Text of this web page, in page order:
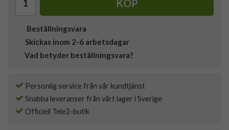
KÖP
Beställningsvara
Skickas inom 2-6 arbetsdagar
Vad betyder beställningsvara?
Personlig service från vår kundtjänst
Snabba leveranser från vårt lager i Sverige
Officiell Tele2-butik